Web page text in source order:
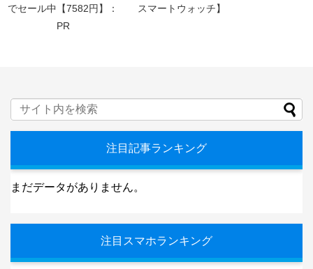
でセール中【7582円】：
PR
スマートウォッチ】
注目記事ランキング
まだデータがありません。
注目スマホランキング